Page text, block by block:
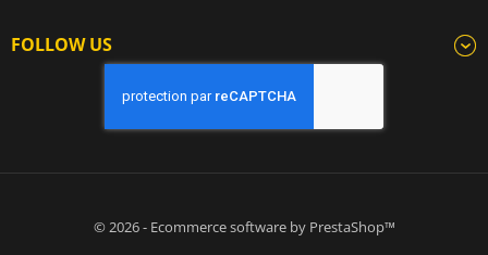
FOLLOW US
© 2026 - Ecommerce software by PrestaShop™